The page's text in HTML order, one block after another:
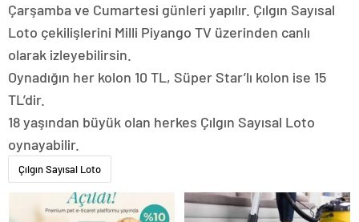
Çarşamba ve Cumartesi günleri yapılır. Çılgın Sayısal
Loto çekilişlerini Milli Piyango TV üzerinden canlı
olarak izleyebilirsin.
Oynadığın her kolon 10 TL, Süper Star’lı kolon ise 15
TL’dir.
18 yaşından büyük olan herkes Çılgın Sayısal Loto
oynayabilir.
Çılgın Sayısal Loto